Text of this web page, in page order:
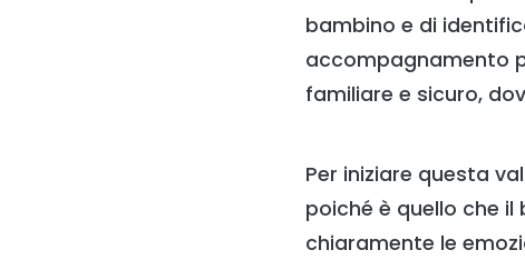
bambino e di
accompagnamento
familiare e sicuro,
Per iniziare questa
poiché è quello che
chiaramente le